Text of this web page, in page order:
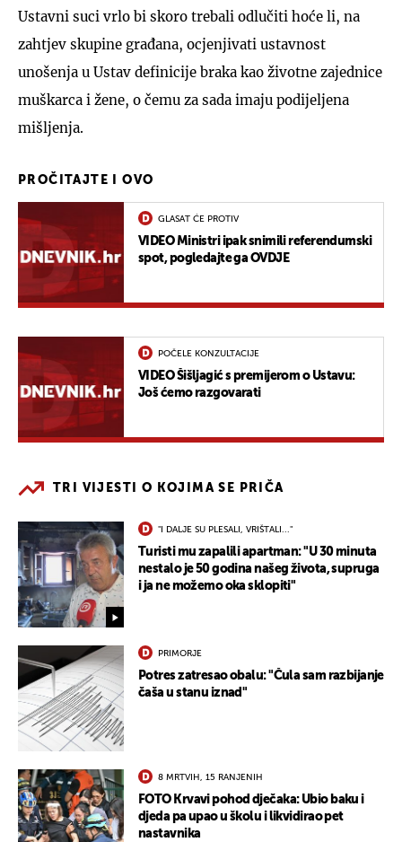
Ustavni suci vrlo bi skoro trebali odlučiti hoće li, na
zahtjev skupine građana, ocjenjivati ustavnost
unošenja u Ustav definicije braka kao životne zajednice
muškarca i žene, o čemu za sada imaju podijeljena
mišljenja.
PROČITAJTE I OVO
GLASAT ĆE PROTIV
VIDEO Ministri ipak snimili referendumski
spot, pogledajte ga OVDJE
POČELE KONZULTACIJE
VIDEO Šišljagić s premijerom o Ustavu:
Još ćemo razgovarati
TRI VIJESTI O KOJIMA SE PRIČA
"I DALJE SU PLESALI, VRIŠTALI..."
Turisti mu zapalili apartman: "U 30 minuta
nestalo je 50 godina našeg života, supruga
i ja ne možemo oka sklopiti"
PRIMORJE
Potres zatresao obalu: "Čula sam razbijanje
čaša u stanu iznad"
8 MRTVIH, 15 RANJENIH
FOTO Krvavi pohod dječaka: Ubio baku i
djeda pa upao u školu i likvidirao pet
nastavnika